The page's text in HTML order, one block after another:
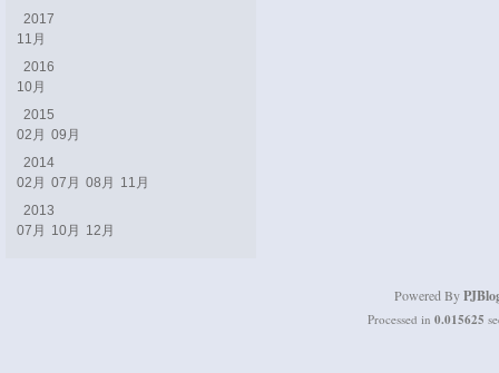
2017
11月
2016
10月
2015
02月 09月
2014
02月 07月 08月
11月
2013
07月
10月 12月
Powered By
Processed in 0.015625